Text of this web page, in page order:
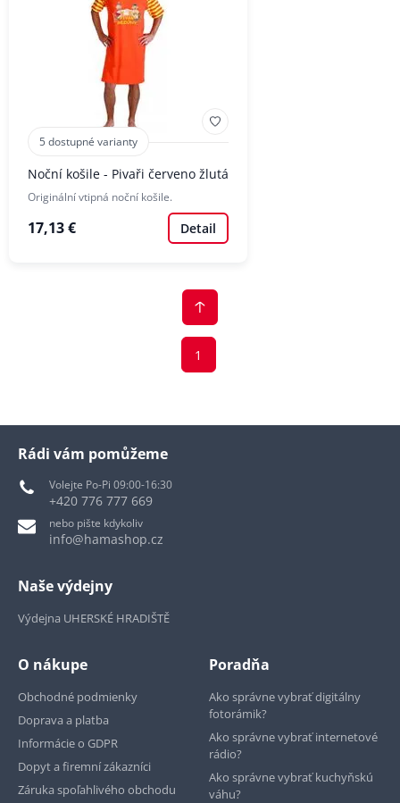
5 dostupné varianty
Noční košile - Pivaři červeno žlutá
Originální vtipná noční košile.
17,13 € Detail
1
Rádi vám pomůžeme
Volejte Po-Pi 09:00-16:30
+420 776 777 669
nebo pište kdykoliv
info@hamashop.cz
Naše výdejny
Výdejna UHERSKÉ HRADIŠTĚ
O nákupe
Obchodné podmienky
Doprava a platba
Informácie o GDPR
Dopyt a firemní zákazníci
Záruka spoľahlivého obchodu
Poradňa
Ako správne vybrať digitálny
fotorámik?
Ako správne vybrať internetové
rádio?
Ako správne vybrať kuchyňskú
váhu?